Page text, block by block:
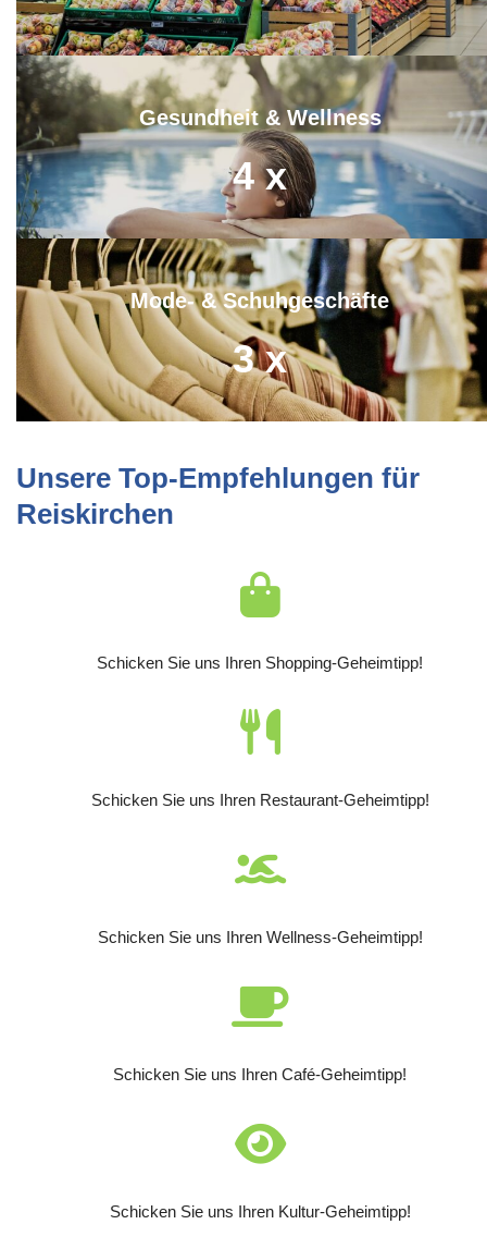
Gesundheit & Wellness
4 x
Mode- & Schuhgeschäfte
3 x
Unsere Top-Empfehlungen für
Reiskirchen
Schicken Sie uns Ihren Shopping-Geheimtipp!
Schicken Sie uns Ihren Restaurant-Geheimtipp!
Schicken Sie uns Ihren Wellness-Geheimtipp!
Schicken Sie uns Ihren Café-Geheimtipp!
Schicken Sie uns Ihren Kultur-Geheimtipp!